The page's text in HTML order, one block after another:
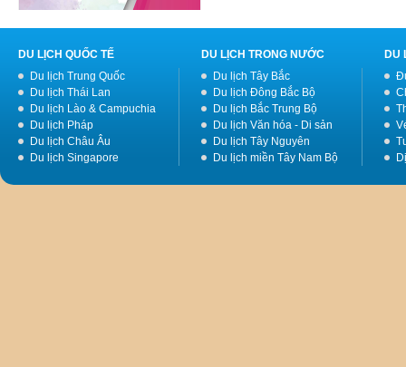
DU LỊCH QUỐC TẾ
Du lịch Trung Quốc
Du lịch Thái Lan
Du lịch Lào & Campuchia
Du lịch Pháp
Du lịch Châu Âu
Du lịch Singapore
DU LỊCH TRONG NƯỚC
Du lịch Tây Bắc
Du lịch Đông Bắc Bộ
Du lịch Bắc Trung Bộ
Du lịch Văn hóa - Di sản
Du lịch Tây Nguyên
Du lịch miền Tây Nam Bộ
DU